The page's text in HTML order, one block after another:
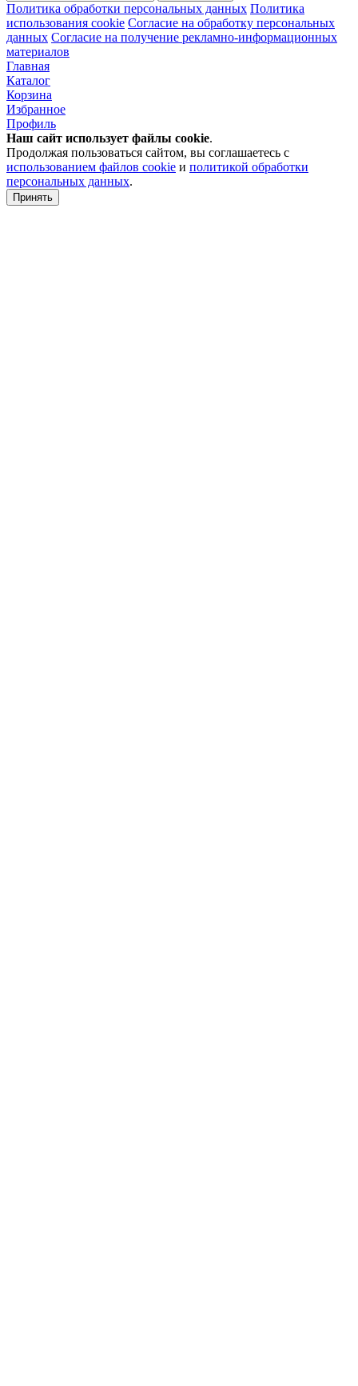
Политика обработки персональных данных Политика
использования cookie Согласие на обработку персональных
данных Согласие на получение рекламно-информационных
материалов
Главная
Каталог
Корзина
Избранное
Профиль
Наш сайт использует файлы cookie.
Продолжая пользоваться сайтом, вы соглашаетесь с
использованием файлов cookie и политикой обработки
персональных данных.
Принять